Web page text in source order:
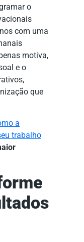
o
com uma
motiva,
e o
que
a
trabalho